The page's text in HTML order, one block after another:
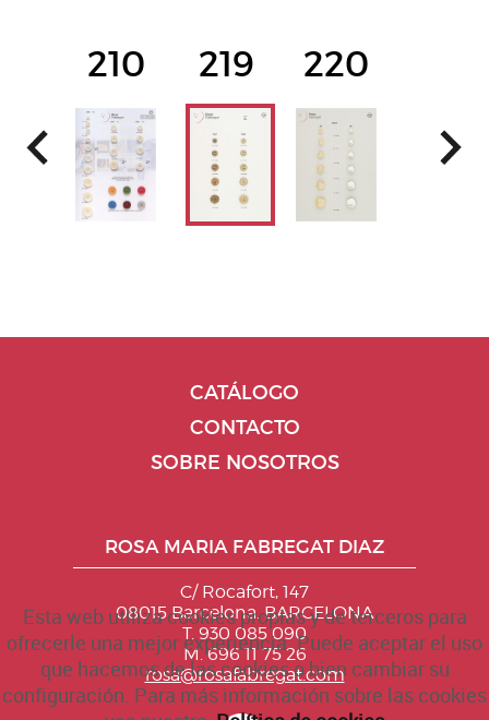
210 219 220
CATÁLOGO
CONTACTO
SOBRE NOSOTROS
ROSA MARIA FABREGAT DIAZ
C/ Rocafort, 147
08015 Barcelona. BARCELONA
T. 930 085 090
M. 696 11 75 26
rosa@rosafabregat.com
Esta web utiliza cookies propias y de terceros para
ofrecerle una mejor experiencia. Puede aceptar el uso
que hacemos de las cookies o bien cambiar su
configuración. Para más información sobre las cookies